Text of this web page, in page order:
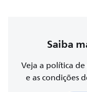
Saiba
Veja a política
e as condições